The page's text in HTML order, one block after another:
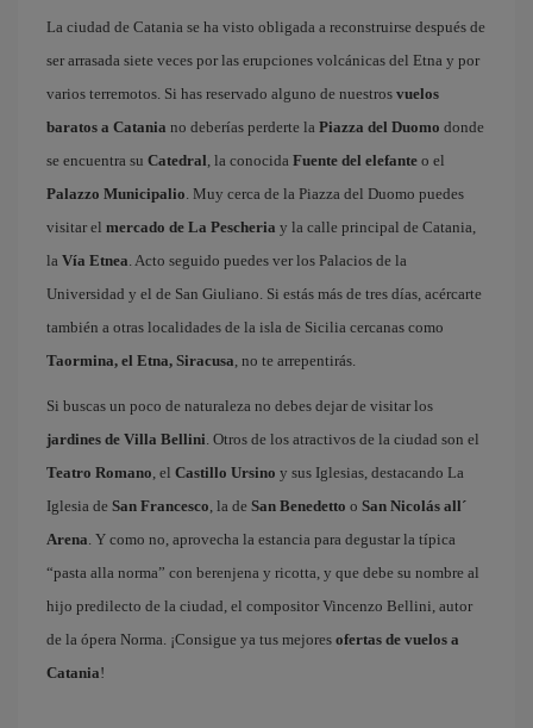
La ciudad de Catania se ha visto obligada a reconstruirse después de
ser arrasada siete veces por las erupciones volcánicas del Etna y por
varios terremotos. Si has reservado alguno de nuestros vuelos
baratos a Catania no deberías perderte la Piazza del Duomo donde
se encuentra su Catedral , la conocida Fuente del elefante o el
Palazzo Municipalio . Muy cerca de la Piazza del Duomo puedes
visitar el mercado de La Pescheria y la calle principal de Catania,
la Vía Etnea . Acto seguido puedes ver los Palacios de la
Universidad y el de San Giuliano. Si estás más de tres días, acércarte
también a otras localidades de la isla de Sicilia cercanas como
Taormina, el Etna, Siracusa , no te arrepentirás.
Si buscas un poco de naturaleza no debes dejar de visitar los
jardines de Villa Bellini . Otros de los atractivos de la ciudad son el
Teatro Romano , el Castillo Ursino y sus Iglesias, destacando La
Iglesia de San Francesco , la de San Benedetto o San Nicolás all´
Arena . Y como no, aprovecha la estancia para degustar la típica
“pasta alla norma” con berenjena y ricotta, y que debe su nombre al
hijo predilecto de la ciudad, el compositor Vincenzo Bellini, autor
de la ópera Norma. ¡Consigue ya tus mejores ofertas de vuelos a
Catania!